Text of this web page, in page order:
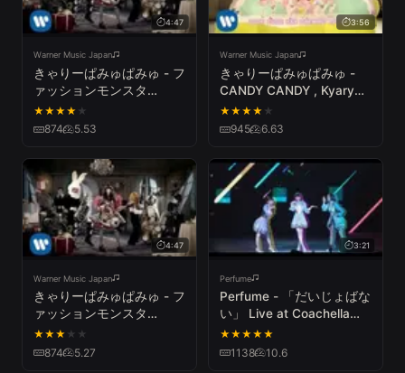
4:47
Warner Music Japan
きゃりーぱみゅぱみゅ - フ
ァッションモンスタ
ー,Kyary Pamyu Pamyu
Fashion Monster
★★★★ ★
874 5.53
3:56
Warner Music Japan
きゃりーぱみゅぱみゅ -
CANDY CANDY , Kyary
Pamyu Pamyu - CANDY
CANDY
★★★★ ★
945 6.63
4:47
Warner Music Japan
きゃりーぱみゅぱみゅ - フ
ァッションモンスタ
ー,Kyary Pamyu Pamyu
Fashion Monster
★★★ ★ ★
874 5.27
3:21
Perfume
Perfume - 「だいじょばな
い」 Live at Coachella
2019
★★★★★
1138 10.6